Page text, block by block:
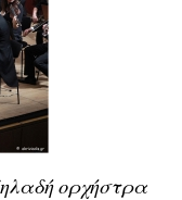
ορχήστρα